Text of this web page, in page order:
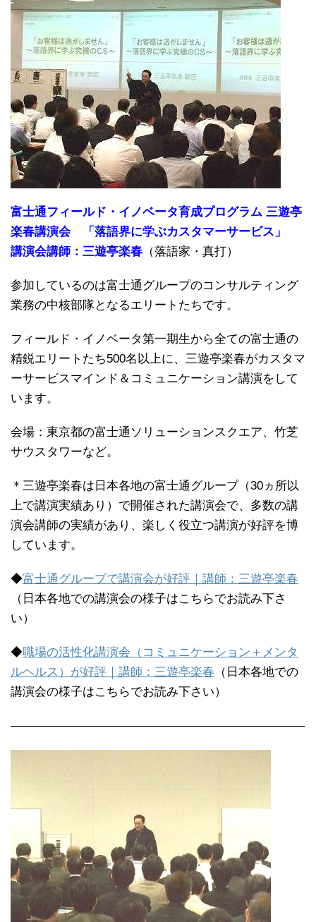
富士通フィールド・イノベータ育成プログラム 三遊亭
楽春講演会 「落語界に学ぶカスタマーサービス」
講演会講師：三遊亭楽春 （落語家・真打）
参加しているのは富士通グループのコンサルティング
業務の中核部隊となるエリートたちです。
フィールド・イノベータ第一期生から全ての富士通の
精鋭エリートたち500名以上に、三遊亭楽春がカスタマ
ーサービスマインド＆コミュニケーション講演をして
います。
会場：東京都の富士通ソリューションスクエア、竹芝
サウスタワーなど。
＊三遊亭楽春は日本各地の富士通グループ（30ヵ所以
上で講演実績あり）で開催された講演会で、多数の講
演会講師の実績があり、楽しく役立つ講演が好評を博
しています。
◆富士通グループで講演会が好評｜講師：三遊亭楽春
（日本各地での講演会の様子はこちらでお読み下さ
い）
◆職場の活性化講演会（コミュニケーション＋メンタ
ルヘルス）が好評｜講師：三遊亭楽春 （日本各地での
講演会の様子はこちらでお読み下さい）
————————————————————————–